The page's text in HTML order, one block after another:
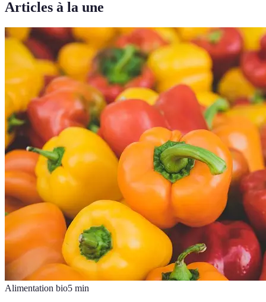
Articles à la une
Alimentation bio5 min